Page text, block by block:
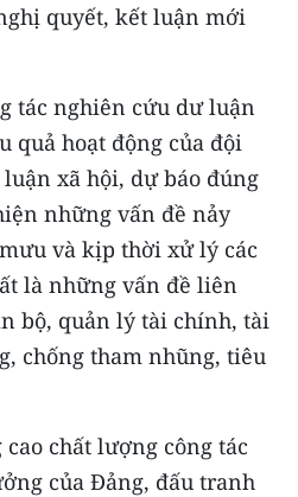
quyết, kết luận mới
tác nghiên cứu dư luận
quả hoạt động của đội
xã hội, dự báo đúng
những vấn đề nảy
và kịp thời xử lý các
là những vấn đề liên
bộ, quản lý tài chính, tài
chống tham nhũng, tiêu
chất lượng công tác
của Đảng, đấu tranh